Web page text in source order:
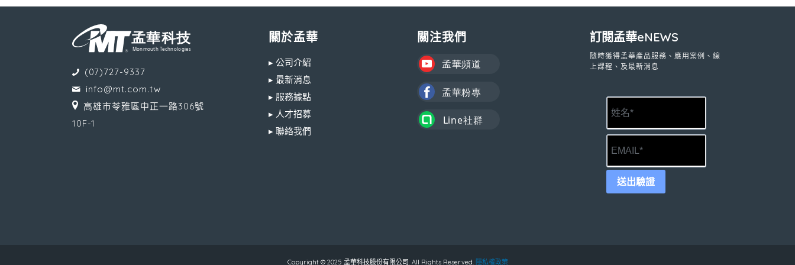
(07)727-9337
info@mt.com.tw
高雄市苓雅區中正一路306號
10F-1
關於孟華
▸ 公司介紹
▸ 最新消息
▸ 服務據點
▸ 人才招募
▸ 聯絡我們
關注我們 訂閱孟華eNEWS
隨時獲得孟華產品服務、應用案例、線
上課程、及最新消息
送出驗證
Copyright © 2025 孟華科技股份有限公司. All Rights Reserved. 隱私權政策